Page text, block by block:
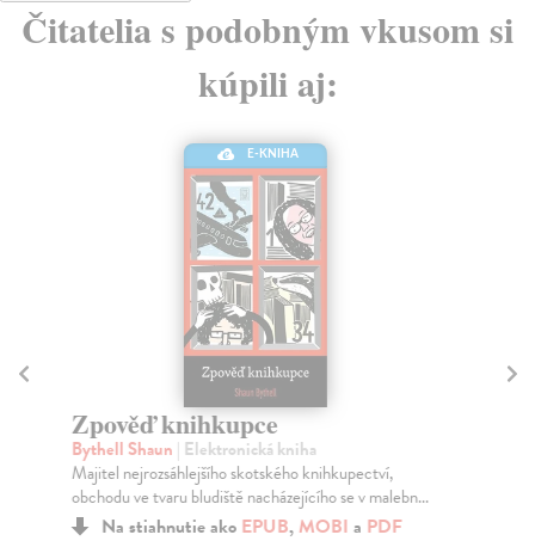
Čitatelia s podobným vkusom si
kúpili aj:
E-KNIHA
Zpověď knihkupce
Bythell Shaun | Elektronická kniha
Majitel nejrozsáhlejšího skotského knihkupectví,
obchodu ve tvaru bludiště nacházejícího se v malebn...
Na stiahnutie ako EPUB,MOBI a PDF